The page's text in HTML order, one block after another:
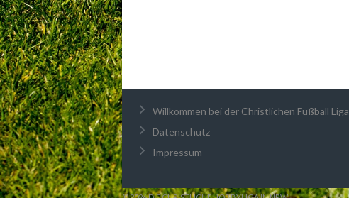
Willkommen bei der Christlichen Fußball Liga
Datenschutz
Impressum